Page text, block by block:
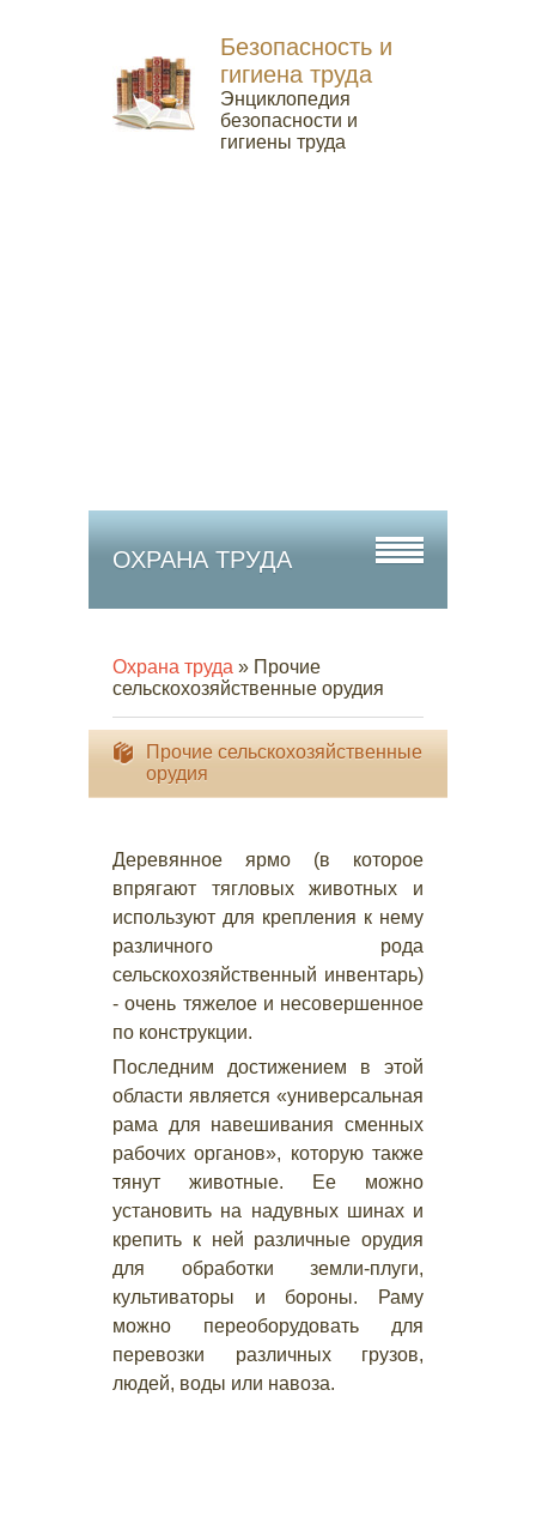
Безопасность и
гигиена труда
Энциклопедия
безопасности и
гигиены труда
ОХРАНА ТРУДА
Охрана труда » Прочие
сельскохозяйственные орудия
Прочие сельскохозяйственные
орудия
Деревянное ярмо (в которое
впрягают тягловых животных и
используют для крепления к нему
различного рода
сельскохозяйственный инвентарь)
- очень тяжелое и несовершенное
по конструкции.
Последним достижением в этой
области является «универсальная
рама для навешивания сменных
рабочих органов», которую также
тянут животные. Ее можно
установить на надувных шинах и
крепить к ней различные орудия
для обработки земли-плуги,
культиваторы и бороны. Раму
можно переоборудовать для
перевозки различных грузов,
людей, воды или навоза.